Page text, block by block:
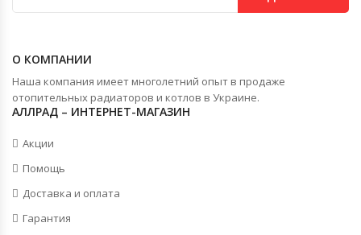
О КОМПАНИИ
Наша компания имеет многолетний опыт в продаже
отопительных радиаторов и котлов в Украине.
АЛЛРАД – ИНТЕРНЕТ-МАГАЗИН
Акции
Помощь
Доставка и оплата
Гарантия